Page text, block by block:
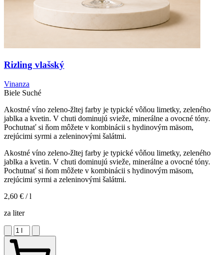
Rizling vlašský
Vinanza
Biele Suché
Akostné víno zeleno-žltej farby je typické vôňou limetky, zeleného
jablka a kvetin. V chuti dominujú svieže, minerálne a ovocné tóny.
Pochutnať si ňom môžete v kombinácii s hydinovým mäsom,
zrejúcimi syrmi a zeleninovými šalátmi.
Akostné víno zeleno-žltej farby je typické vôňou limetky, zeleného
jablka a kvetin. V chuti dominujú svieže, minerálne a ovocné tóny.
Pochutnať si ňom môžete v kombinácii s hydinovým mäsom,
zrejúcimi syrmi a zeleninovými šalátmi.
2,60 € / l
za liter